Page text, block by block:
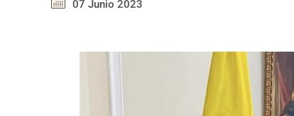
07 Junio 2023